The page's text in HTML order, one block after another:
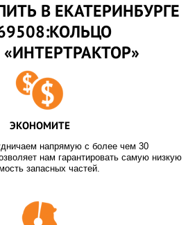
В ЕКАТЕРИНБУРГЕ
ЭКОНОМИТЕ
напрямую с более чем 30
нам гарантировать самую низкую
запасных частей.